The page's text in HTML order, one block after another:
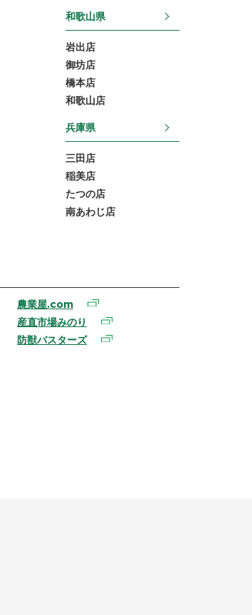
和歌山県
岩出店
御坊店
橋本店
和歌山店
兵庫県
三田店
稲美店
たつの店
南あわじ店
農業屋.com
産直市場みのり
防獣バスターズ